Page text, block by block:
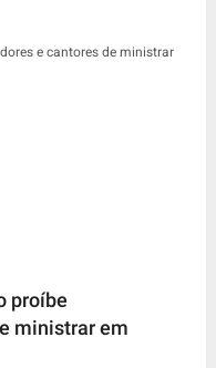
proíbe
ministrar em